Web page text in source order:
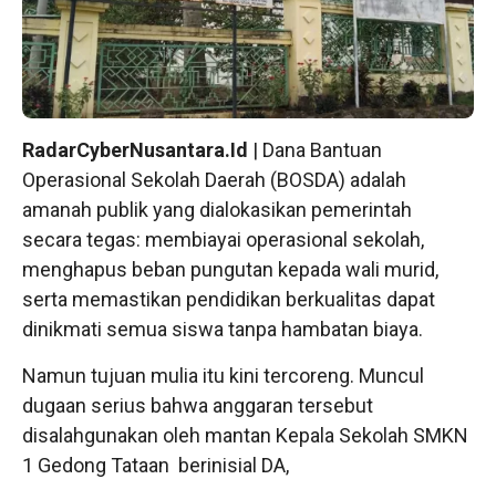
RadarCyberNusantara.Id | Dana Bantuan
Operasional Sekolah Daerah (BOSDA) adalah
amanah publik yang dialokasikan pemerintah
secara tegas: membiayai operasional sekolah,
menghapus beban pungutan kepada wali murid,
serta memastikan pendidikan berkualitas dapat
dinikmati semua siswa tanpa hambatan biaya.
Namun tujuan mulia itu kini tercoreng. Muncul
dugaan serius bahwa anggaran tersebut
disalahgunakan oleh mantan Kepala Sekolah SMKN
1 Gedong Tataan berinisial DA,